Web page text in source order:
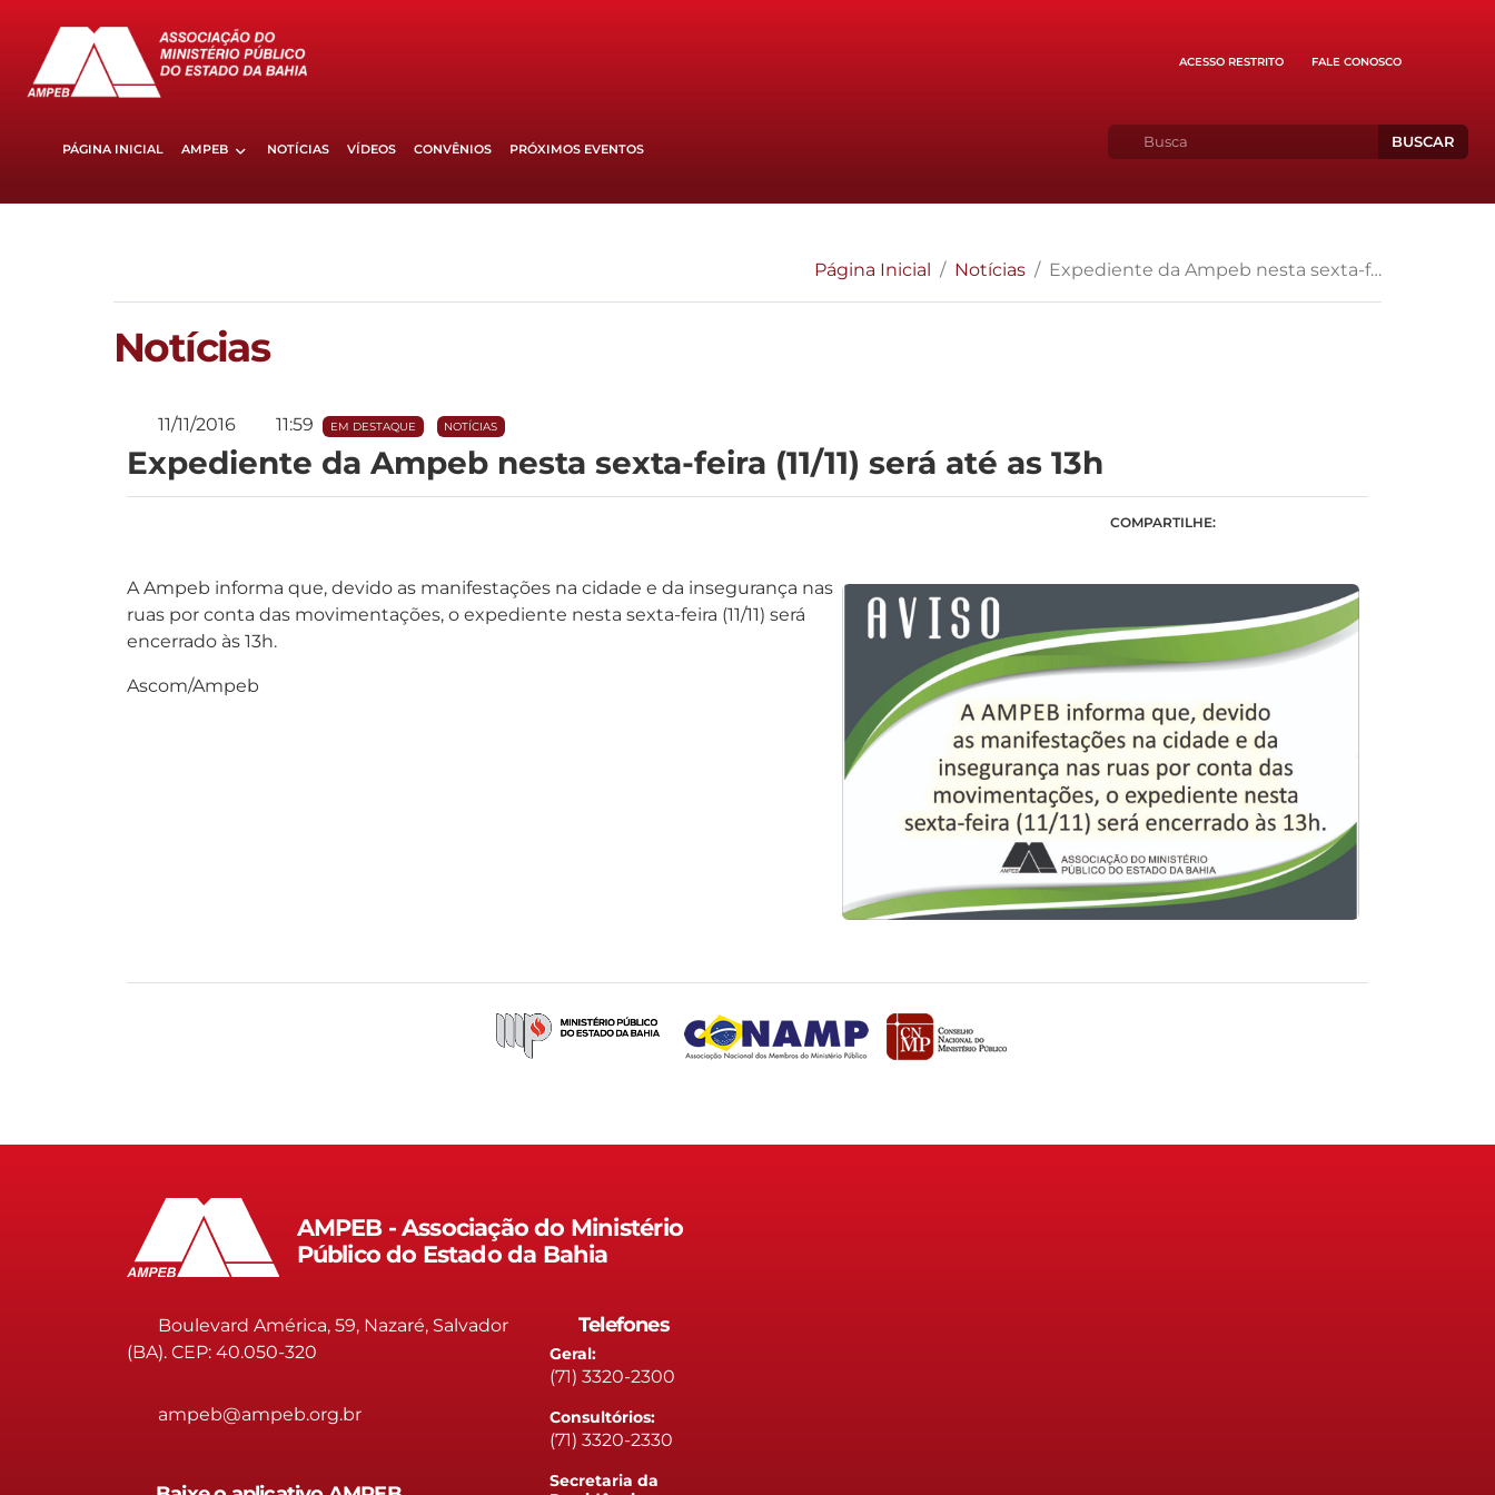
ACESSO RESTRITO FALE CONOSCO
PÁGINA INICIAL AMPEB NOTÍCIAS VÍDEOS CONVÊNIOS PRÓXIMOS EVENTOS BUSCAR
Página Inicial Notícias Expediente da Ampeb nesta sexta-feira (11/11) será até as 13h
Notícias
11/11/2016 11:59 EM DESTAQUE NOTÍCIAS
Expediente da Ampeb nesta sexta-feira (11/11) será até as 13h
COMPARTILHE:
A Ampeb informa que, devido as manifestações na cidade e da insegurança nas
ruas por conta das movimentações, o expediente nesta sexta-feira (11/11) será
encerrado às 13h.
Ascom/Ampeb
AMPEB - Associação do Ministério
Público do Estado da Bahia
Boulevard América, 59, Nazaré, Salvador
(BA). CEP: 40.050-320
ampeb@ampeb.org.br
Telefones
Geral:
(71) 3320-2300
Consultórios:
(71) 3320-2330
Secretaria da